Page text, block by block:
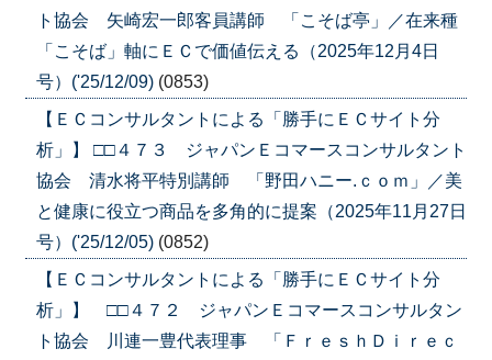
ト協会 矢崎宏一郎客員講師 「こそば亭」／在来種
「こそば」軸にＥＣで価値伝える（2025年12月4日
号）('25/12/09) (0853)
【ＥＣコンサルタントによる「勝手にＥＣサイト分
析」】 □□４７３ ジャパンＥコマースコンサルタント
協会 清水将平特別講師 「野田ハニー.ｃｏｍ」／美
と健康に役立つ商品を多角的に提案（2025年11月27日
号）('25/12/05) (0852)
【ＥＣコンサルタントによる「勝手にＥＣサイト分
析」】 □□４７２ ジャパンＥコマースコンサルタン
ト協会 川連一豊代表理事 「ＦｒｅｓｈＤｉｒｅｃ